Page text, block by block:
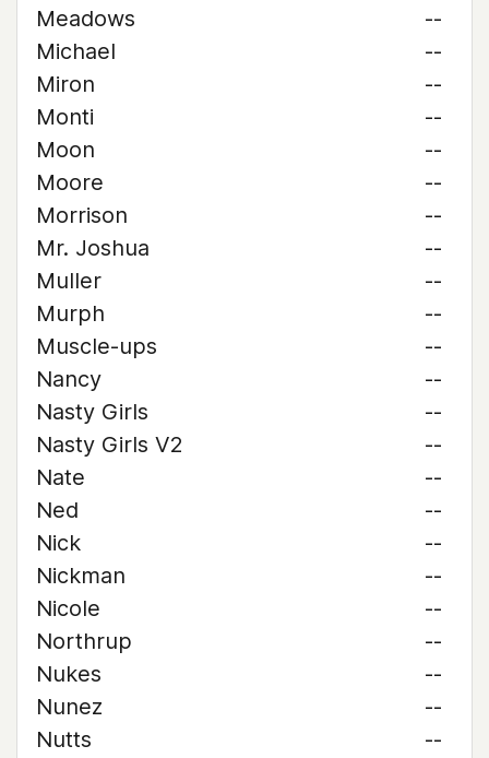
Meadows
--
Michael
--
Miron
--
Monti
--
Moon
--
Moore
--
Morrison
--
Mr. Joshua
--
Muller
--
Murph
--
Muscle-ups
--
Nancy
--
Nasty Girls
--
Nasty Girls V2
--
Nate
--
Ned
--
Nick
--
Nickman
--
Nicole
--
Northrup
--
Nukes
--
Nunez
--
Nutts
--